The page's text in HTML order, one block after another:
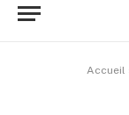
Accueil